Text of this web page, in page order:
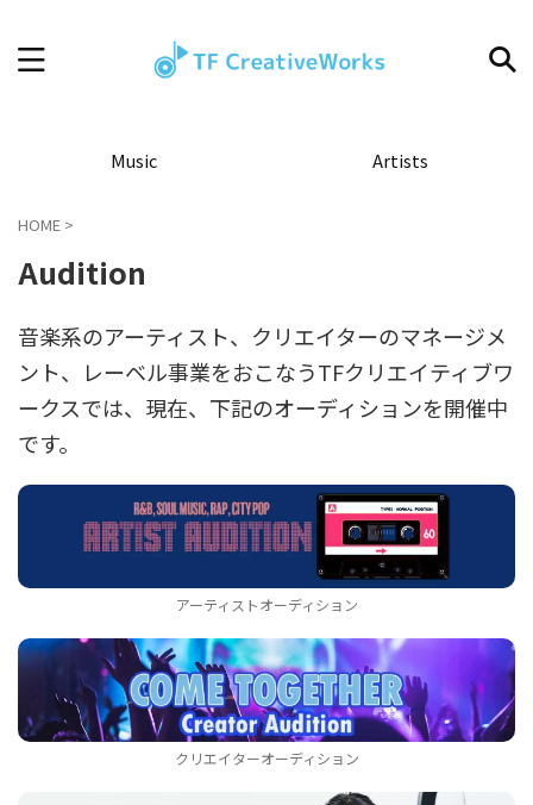
Music Artists
HOME >
Audition
音楽系のアーティスト、クリエイターのマネージメ
ント、レーベル事業をおこなうTFクリエイティブワ
ークスでは、現在、下記のオーディションを開催中
です。
アーティストオーディション
クリエイターオーディション